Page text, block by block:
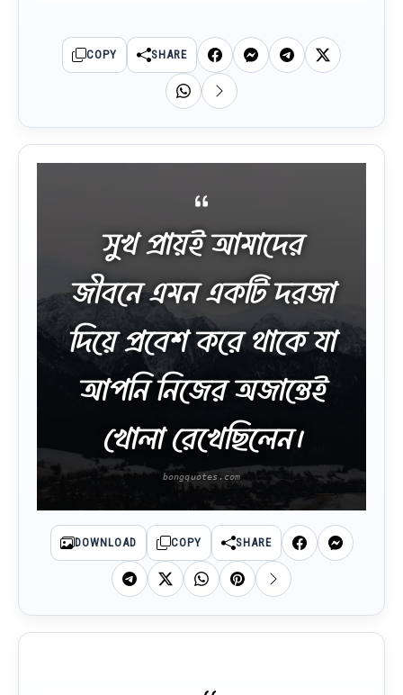
COPY SHARE
সুখ প্রায়ই আমাদের
জীবনে এমন একটি দরজা
দিয়ে প্রবেশ করে থাকে যা
আপনি নিজের অজান্তেই
খোলা রেখেছিলেন।
DOWNLOAD COPY SHARE